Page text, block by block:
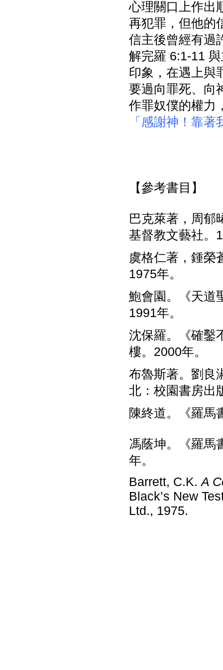
心理關口上作出
再犯罪，但他的
信主後曾經有過
解完羅 6:1-11
印象，在遇上與
要過向罪死、向
作罪奴僕的權力
「感謝神！靠
【參考書目】
巴克萊著，周郁
基督教文藝社。
虞格仁著，鍾榮
1975年。
鮑會園。《天道
1991年。
沈保羅。《確鑿
樓。2000年。
布魯斯著。劉良
北：校園書房出
陳終道。《羅馬
馮蔭坤。《羅馬
年。
Barrett, C.K.A
Black’s New
Ltd., 1975.